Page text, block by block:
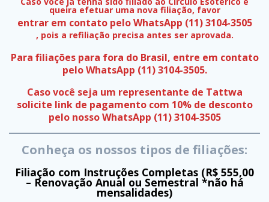
queira efetuar uma nova filiação, favor
entrar em contato pelo WhatsApp (11) 3104-3505
, pois a refiliação precisa antes ser aprovada.
Para filiações para fora do Brasil, entre em contato
pelo WhatsApp (11) 3104-3505.
Caso você seja um representante de Tattwa
solicite link de pagamento com 10% de desconto
pelo nosso WhatsApp (11) 3104-3505
Conheça os nossos tipos de filiações:
Filiação com Instruções Completas (R$ 555,00
– Renovação Anual ou Semestral *não há
mensalidades)